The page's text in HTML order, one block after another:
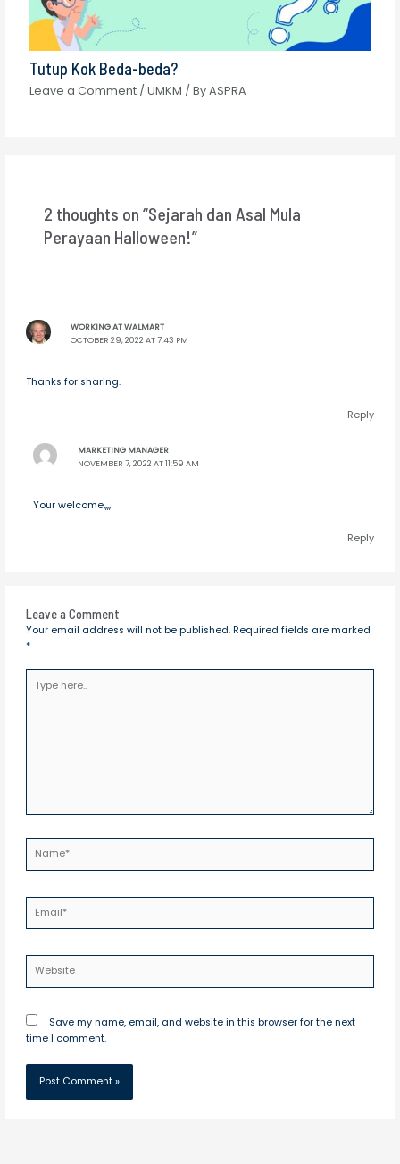
Tutup Kok Beda-beda?
Leave a Comment /UMKM / ByASPRA
2 thoughts on “Sejarah dan Asal Mula
Perayaan Halloween!”
WORKING AT WALMART
OCTOBER 29, 2022 AT 7:43 PM
Thanks for sharing.
Reply
MARKETING MANAGER
NOVEMBER 7, 2022 AT 11:59 AM
Your welcome,,,,
Reply
Leave a Comment
Your email address will not be published. Required fields are marked
*
here..
Save my name, email, and website in this browser for the next
time I comment.